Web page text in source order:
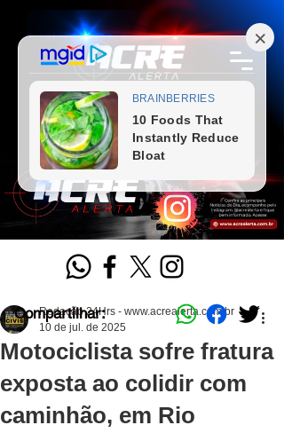
Motociclista sofre fratura
exposta ao colidir com
caminhão, em Rio
Redação 24Hrs - www.acrealerta.com.br
10 de jul. de 2025
Compartilhar: